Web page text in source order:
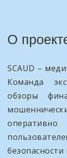
О
SCAUD –
Команда
обзоры